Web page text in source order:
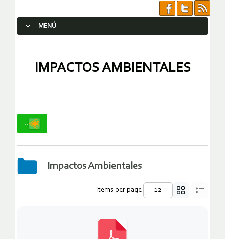
MENÚ
IMPACTOS AMBIENTALES
..
Impactos Ambientales
Items per page